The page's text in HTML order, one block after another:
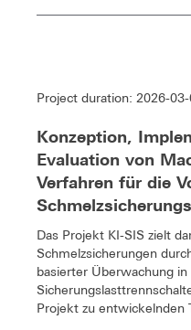
Project duration: 2026-
Konzeption,
Evaluation von
Verfahren für die
Das Projekt KI-SIS zielt
Schmelzsicherungen
basierter Überwachung
Projekt zu entwickelnden